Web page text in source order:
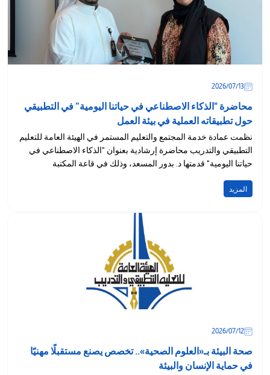
13‏/07‏/2026
محاضرة "الذكاء الاصطناعي في حياتنا اليومية” في التطبيقي
حول تطبيقاته العملية في بيئة العمل
نظمت عمادة خدمة المجتمع والتعليم المستمر في الهيئة العامة للتعليم
التطبيقي والتدريب محاضرة إرشادية بعنوان "الذكاء الاصطناعي في
حياتنا اليومية" قدمتها د. بدور المسعد، وذلك في قاعة المكتبة
المزيد
12‏/07‏/2026
صحة البيئة بـ«العلوم الصحية».. تخصص يصنع مستقبلًا مهنيًا
في حماية الإنسان والبيئة